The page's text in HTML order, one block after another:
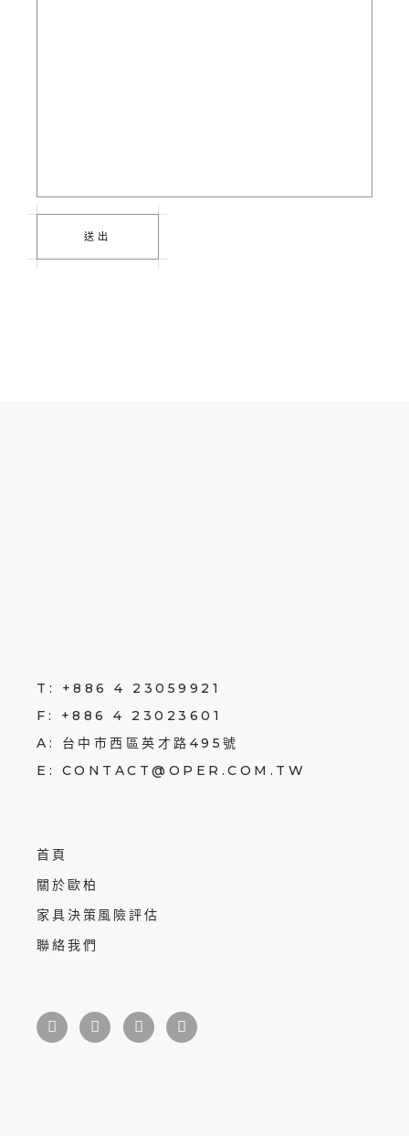
送出
T: +886 4 23059921
F: +886 4 23023601
A: 台中市西區英才路495號
E: CONTACT@OPER.COM.TW
首頁
關於歐柏
家具決策風險評估
聯絡我們